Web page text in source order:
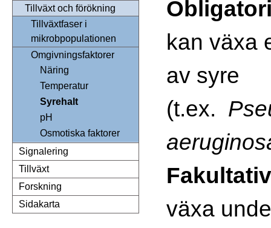
Tillväxt och förökning
Tillväxtfaser i
mikrobpopulationen
Omgivningsfaktorer
Näring
Temperatur
Syrehalt
pH
Osmotiska faktorer
Signalering
Tillväxt
Forskning
Sidakarta
kan växa
av syre
(t.ex.
växa